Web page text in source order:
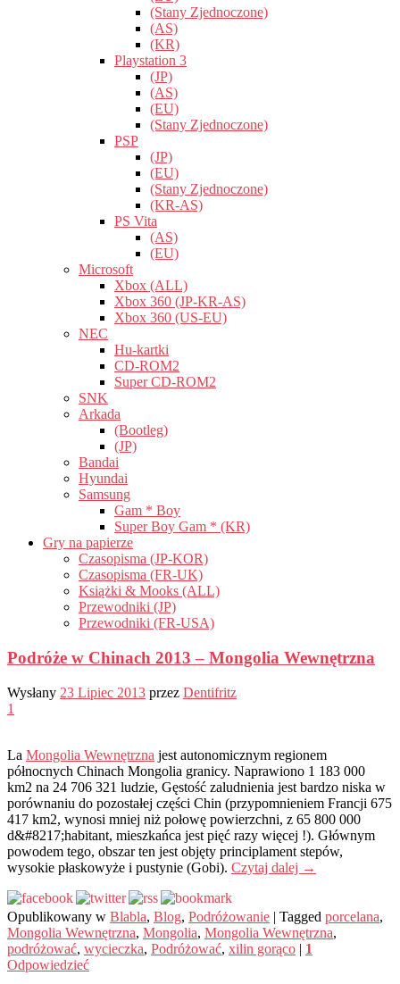
(Stany Zjednoczone)
(AS)
(KR)
Playstation 3
(JP)
(AS)
(EU)
(Stany Zjednoczone)
PSP
(JP)
(EU)
(Stany Zjednoczone)
(KR-AS)
PS Vita
(AS)
(EU)
Microsoft
Xbox (ALL)
Xbox 360 (JP-KR-AS)
Xbox 360 (US-EU)
NEC
Hu-kartki
CD-ROM2
Super CD-ROM2
SNK
Arkada
(Bootleg)
(JP)
Bandai
Hyundai
Samsung
Gam * Boy
Super Boy Gam * (KR)
Gry na papierze
Czasopisma (JP-KOR)
Czasopisma (FR-UK)
Książki & Mooks (ALL)
Przewodniki (JP)
Przewodniki (FR-USA)
Podróże w Chinach 2013 – Mongolia Wewnętrzna
Wysłany 23 Lipiec 2013 przez Dentifritz
1
La Mongolia Wewnętrzna jest autonomicznym regionem
północnych Chinach Mongolia granicy. Naprawiono 1 183 000
km2 na 24 706 321 ludzie, Gęstość zaludnienia jest bardzo niska w
porównaniu do pozostałej części Chin (przypomnieniem Francji 675
417 km2, wynosi mniej niż połowę powierzchni, z 65 800 000
d&#8217;habitant, mieszkańca jest pięć razy więcej !). Głównym
powodem tego, obszar ten jest objęty principlament stepów,
wysokie płaskowyże i pustynie (Gobi). Czytaj dalej →
Opublikowany w Blabla, Blog, Podróżowanie | Tagged porcelana,
Mongolia Wewnętrzna, Mongolia, Mongolia Wewnętrzna,
podróżować, wycieczka, Podróżować, xilin gorąco | 1
Odpowiedzieć